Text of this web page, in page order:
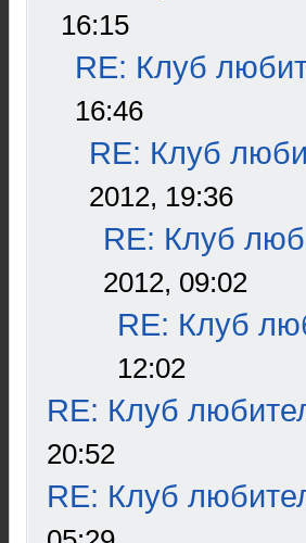
16:15
RE: Клуб
16:46
RE: Клуб
2012, 19:36
RE: Клуб
2012, 09:02
RE: Клуб
12:02
RE: Клуб
20:52
RE: Клуб